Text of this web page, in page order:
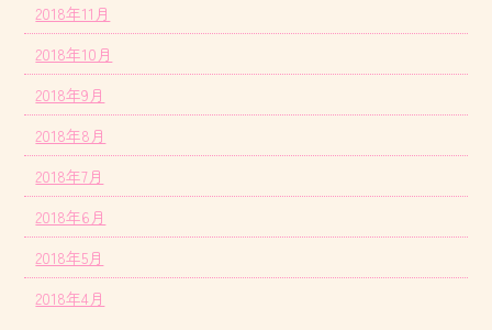
2018年11月
2018年10月
2018年9月
2018年8月
2018年7月
2018年6月
2018年5月
2018年4月